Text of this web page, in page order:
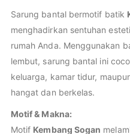
Sarung bantal bermotif batik
menghadirkan sentuhan
rumah Anda. Menggunakan
lembut, sarung bantal ini
keluarga, kamar tidur,
hangat dan berkelas.
Motif & Makna:
Motif Kembang Sogan